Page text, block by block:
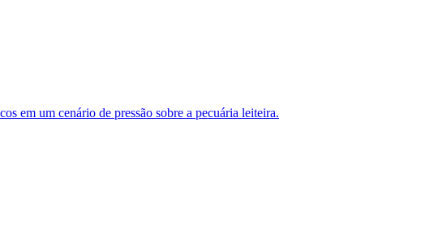
em um cenário de pressão sobre a pecuária leiteira.